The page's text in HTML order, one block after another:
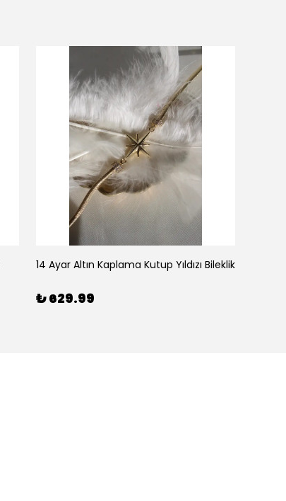
14 Ayar Altın Kaplama Kutup Yıldızı Bileklik
₺ 629.99